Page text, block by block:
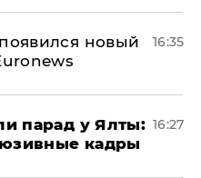
новый
16:35
парад у Ялты:
кадры
16:27